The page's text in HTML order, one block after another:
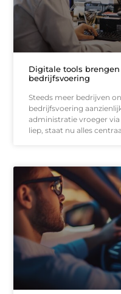
Digitale tools
bedrijfsvoering
Steeds meer bedrijven
bedrijfsvoering
administratie vroeger via
liep, staat nu alles